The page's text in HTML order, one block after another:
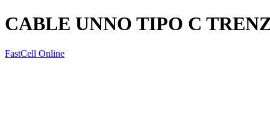
CABLE UNNO TIPO C
FastCell Online